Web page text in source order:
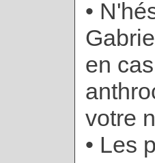
•
en
votre
• Les